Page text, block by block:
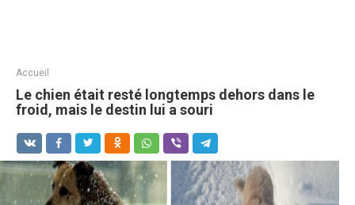
Accueil
Le chien était resté longtemps dehors dans le
froid, mais le destin lui a souri